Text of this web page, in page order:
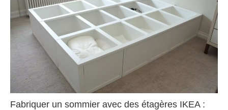
Fabriquer un sommier avec des étagères IKEA :